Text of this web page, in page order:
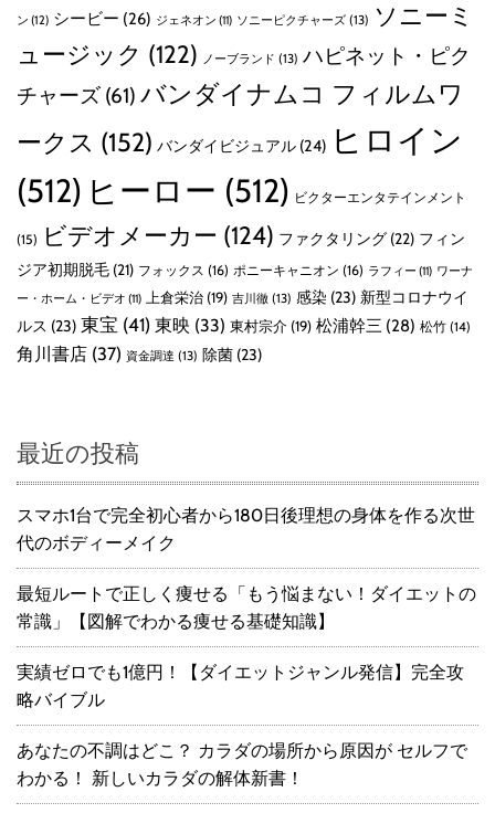
ン (12) シービー (26) ジェネオン (11) ソニーピクチャーズ (13) ソニーミ
ュージック (122) ノーブランド (13) ハピネット・ピク
チャーズ (61) バンダイナムコ フィルムワ
ークス (152) バンダイビジュアル (24) ヒロイン
(512) ヒーロー (512) ビクターエンタテインメント
(15) ビデオメーカー (124) ファクタリング (22) フィン
ジア初期脱毛 (21) フォックス (16) ポニーキャニオン (16) ラフィー (11) ワーナ
ー・ホーム・ビデオ (11) 上倉栄治 (19) 吉川徹 (13) 感染 (23) 新型コロナウイ
ルス (23) 東宝 (41) 東映 (33) 東村宗介 (19) 松浦幹三 (28) 松竹 (14)
角川書店 (37) 資金調達 (13) 除菌 (23)
最近の投稿
スマホ1台で完全初心者から180日後理想の身体を作る次世
代のボディーメイク
最短ルートで正しく痩せる「もう悩まない！ダイエットの
常識」【図解でわかる痩せる基礎知識】
実績ゼロでも1億円！【ダイエットジャンル発信】完全攻
略バイブル
あなたの不調はどこ？ カラダの場所から原因が セルフで
わかる！ 新しいカラダの解体新書！